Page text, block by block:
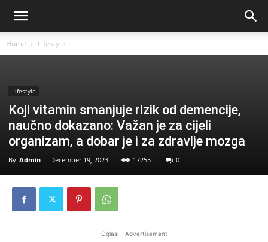
Home Lifestyle
Lifestyle
Koji vitamin smanjuje rizik od demencije,
naučno dokazano: Važan je za cijeli
organizam, a dobar je i za zdravlje mozga
By Admin - December 19, 2023 17255 0
Oglasi - Advertisement